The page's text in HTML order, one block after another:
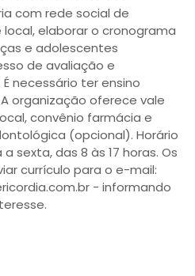
com rede social de
elaborar o cronograma
e adolescentes
de avaliação e
necessário ter ensino
organização oferece vale
convênio farmácia e
(opcional). Horário
sexta, das 8 às 17 horas. Os
currículo para o e-mail:
- informando